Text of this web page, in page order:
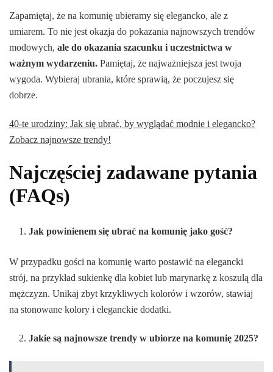
Zapamiętaj, że na komunię ubieramy się elegancko, ale z
umiarem. To nie jest okazja do pokazania najnowszych trendów
modowych, ale do okazania szacunku i uczestnictwa w
ważnym wydarzeniu. Pamiętaj, że najważniejsza jest twoja
wygoda. Wybieraj ubrania, które sprawią, że poczujesz się
dobrze.
40-te urodziny: Jak się ubrać, by wyglądać modnie i elegancko?
Zobacz najnowsze trendy!
Najczęściej zadawane pytania
(FAQs)
Jak powinienem się ubrać na komunię jako gość?
W przypadku gości na komunię warto postawić na elegancki
strój, na przykład sukienkę dla kobiet lub marynarkę z koszulą dla
mężczyzn. Unikaj zbyt krzykliwych kolorów i wzorów, stawiaj
na stonowane kolory i eleganckie dodatki.
Jakie są najnowsze trendy w ubiorze na komunię 2025?